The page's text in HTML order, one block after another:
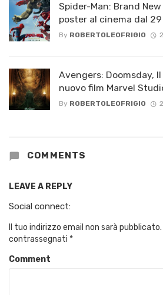
Spider-Man: Brand
poster al cinema dal
By ROBERTOLEOFRIGIO
Avengers: Doomsday,
nuovo film Marvel
By ROBERTOLEOFRIGIO
COMMENTS
LEAVE A REPLY
Social connect:
Il tuo indirizzo email non sarà pubblicato.
contrassegnati *
Comment